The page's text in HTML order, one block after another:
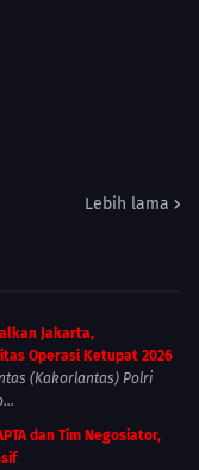
Lebih lama
Jakarta,
Operasi Ketupat 2026
(Kakorlantas) Polri
dan Tim Negosiator,